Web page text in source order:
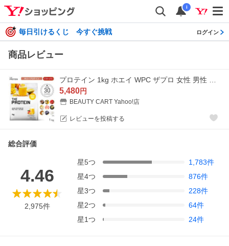
i
毎日引けるくじ 今すぐ挑戦 ログイン
商品レビュー
5,480円
BEAUTY CART Yahoo!店
レビューを投稿する
総合評価
4.46
2,975件
星5つ 1,783件
星4つ 876件
星3つ 228件
星2つ 64件
星1つ 24件